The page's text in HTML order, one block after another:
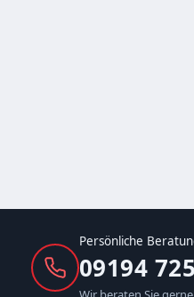
Persönliche
09194